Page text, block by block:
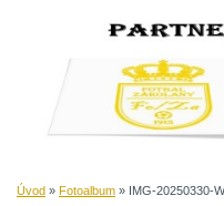
Úvod » Fotoalbum » IMG-20250330-